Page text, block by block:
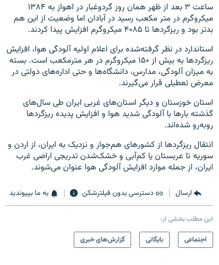
ساعت ۳ بعد از ظهر همان روز گردوغبار در اهواز به ۱۳۸۴
میکروگرم در متر مکعب رسید در آبادان اما وضعیت از این هم
بدتر بود و ریزگردها تا ۴۰۸۵ میکروگرم افزایش پیدا کردند.
استاندارد در نظر گرفته‌شده برای اعلام اولیه آلودگی هوا، افزایش
ریزگرد‌ها به بیش از ۱۵۰ میکروگرم در هر مترمکعب است. بسته
به میزان آلودگی، مدارس، دانشگاه‌ها و حتی اداره‌های دولتی در
معرض تعطیلی قرار می‌گیرند.
استان خوزستان و دیگر استان‌های غربی ایران طی سال‌های
گذشته بارها با آلودگی شدید هوا و افزایش پدیده ریزگردها
روبه‌رو شده‌اند.
انتقال ریزگردها از کشورهای هم‌جوار و نزدیک به ایران، از اردن و
سوریه تا عربستان یا کم‌آبی و خشک‌شدن تدریجی اراضی غرب
ایران، از جمله موارد افزایش آلودگی هوا عنوان می‌شوند.
ارسال دسترسی بدون فیلترشکن به ما بپیوندید
این مطلب بخشی از:
اجتماعی
بایگانی گزارش‌های خبری